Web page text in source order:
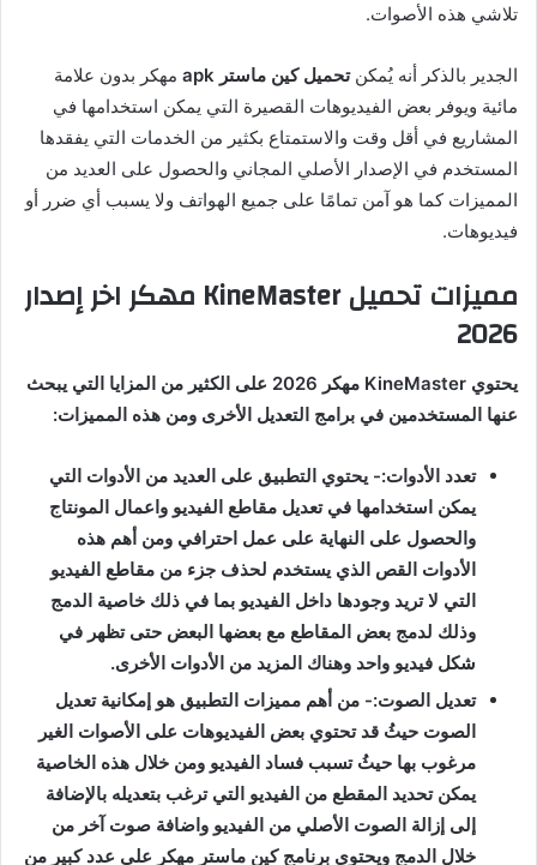
تلاشي هذه الأصوات.
الجدير بالذكر أنه يُمكنتحميل كين ماستر
مهكر بدون علامة
مائية ويوفر بعض الفيديوهات القصيرة التي يمكن استخدامها في
المشاريع في أقل وقت والاستمتاع بكثير من الخدمات التي يفقدها
المستخدم في الإصدار الأصلي المجاني والحصول على العديد من
المميزات كما هو آمن تمامًا على جميع الهواتف ولا يسبب أي ضرر أو
فيديوهات.
مميزاتتحميلKineMaster مهكراخرإصدار
2026
يحتوي KineMaster مهكر 2026 على الكثير من المزايا التي يبحث
عنها المستخدمين في برامج التعديل الأخرى ومن هذه المميزات:
تعدد الأدوات:- يحتوي التطبيق على العديد من الأدوات التي
يمكن استخدامها في تعديل مقاطع الفيديو واعمال المونتاج
والحصول على النهاية على عمل احترافي ومن أهم هذه
الأدوات القص الذي يستخدم لحذف جزء من مقاطع الفيديو
التي لا تريد وجودها داخل الفيديو بما في ذلك خاصية الدمج
وذلك لدمج بعض المقاطع مع بعضها البعض حتى تظهر في
شكل فيديو واحد وهناك المزيد من الأدوات الأخرى.
تعديل الصوت:- من أهم مميزات التطبيق هو إمكانية تعديل
الصوت حيثُ قد تحتوي بعض الفيديوهات على الأصوات الغير
مرغوب بها حيثُ تسبب فساد الفيديو ومن خلال هذه الخاصية
يمكن تحديد المقطع من الفيديو التي ترغب بتعديله بالإضافة
إلى إزالة الصوت الأصلي من الفيديو واضافة صوت آخر من
خلال الدمج ويحتوي برنامج كين ماستر مهكر على عدد كبير من